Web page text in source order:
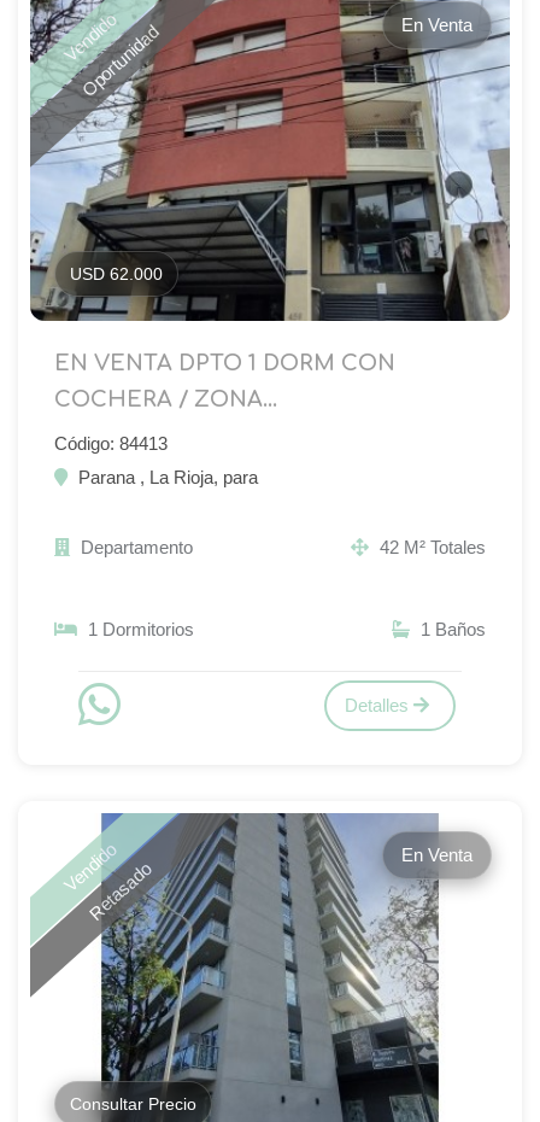
Vendido
Oportunidad En Venta
USD 62.000
EN VENTA DPTO 1 DORM CON
COCHERA / ZONA...
Código: 84413
Parana , La Rioja, para
Departamento 42 M² Totales
1 Dormitorios 1 Baños
Detalles
Vendido
Retasado
En Venta
Consultar Precio